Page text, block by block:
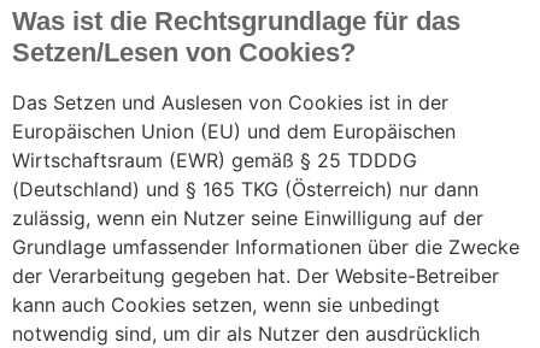
Was ist die Rechtsgrundlage für das
Setzen/Lesen von Cookies?
Das Setzen und Auslesen von Cookies ist in der
Europäischen Union (EU) und dem Europäischen
Wirtschaftsraum (EWR) gemäß § 25 TDDDG
(Deutschland) und § 165 TKG (Österreich) nur dann
zulässig, wenn ein Nutzer seine Einwilligung auf der
Grundlage umfassender Informationen über die Zwecke
der Verarbeitung gegeben hat. Der Website-Betreiber
kann auch Cookies setzen, wenn sie unbedingt
notwendig sind, um dir als Nutzer den ausdrücklich